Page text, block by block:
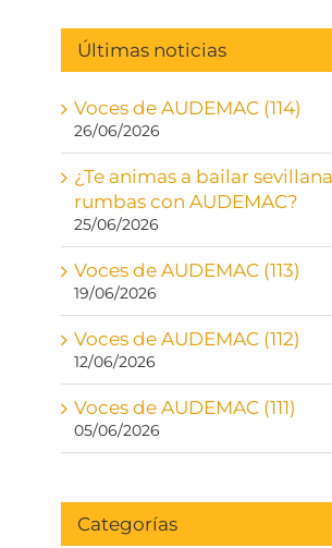
Últimas noticias
Voces de AUDEMAC (114)
26/06/2026
¿Te animas a bailar
rumbas con AUDEMAC?
25/06/2026
Voces de AUDEMAC (113)
19/06/2026
Voces de AUDEMAC (112)
12/06/2026
Voces de AUDEMAC (111)
05/06/2026
Categorías